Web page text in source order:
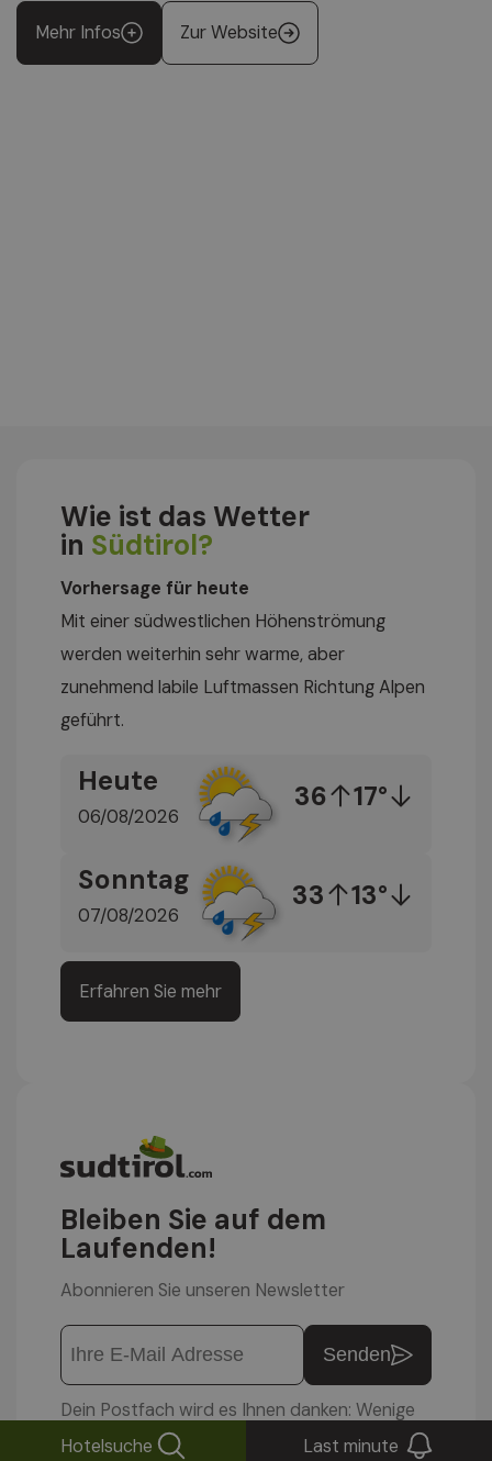
Mehr Infos
Zur Website
Wie ist das Wetter
in Südtirol?
Vorhersage für heute
Mit einer südwestlichen Höhenströmung
werden weiterhin sehr warme, aber
zunehmend labile Luftmassen Richtung Alpen
geführt.
Heute
06/08/2026
36 17°
Sonntag
07/08/2026
33 13°
Erfahren Sie mehr
Bleiben Sie auf dem
Laufenden!
Abonnieren Sie unseren Newsletter
Senden
Dein Postfach wird es Ihnen danken: Wenige
Nachrichten, aber dafür gute.
Hotelsuche Last minute